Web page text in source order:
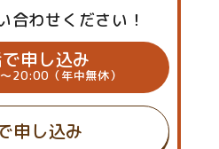
合わせください！
申し込み
20:00（年中無休）
申し込み